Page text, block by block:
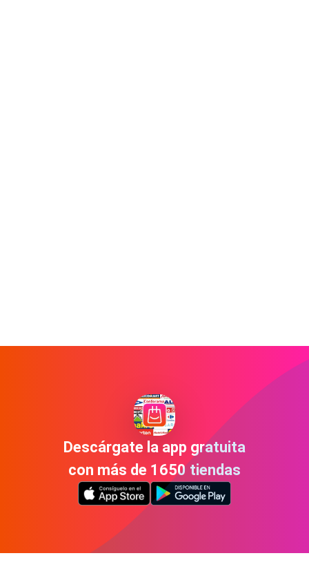
Descárgate la app gratuita
con más de 1650 tiendas